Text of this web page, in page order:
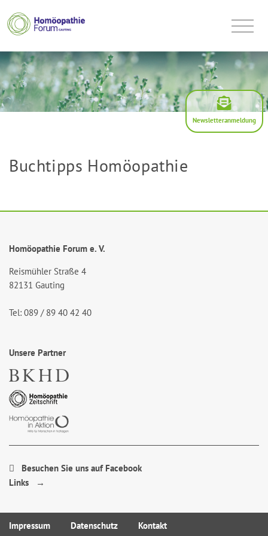
Newsletteranmeldung
Buchtipps Homöopathie
Homöopathie Forum e. V.
Reismühler Straße 4
82131 Gauting
Tel: 089 / 89 40 42 40
Unsere Partner
Besuchen Sie uns auf Facebook
Links →
Impressum Datenschutz Kontakt